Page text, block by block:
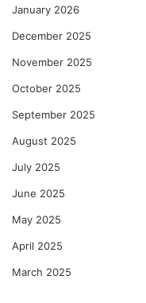
January 2026
December 2025
November 2025
October 2025
September 2025
August 2025
July 2025
June 2025
May 2025
April 2025
March 2025